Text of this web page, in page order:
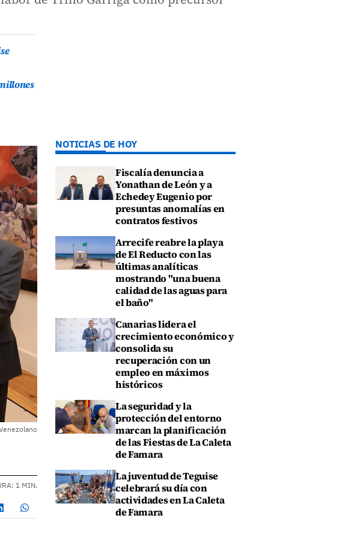
1 MIN.
NOTICIAS DE HOY
Fiscalía denuncia a
Yonathan de León y a
Echedey Eugenio por
presuntas anomalías en
contratos festivos
Arrecife reabre la playa
de El Reducto con las
últimas analíticas
mostrando "una buena
calidad de las aguas para
el baño"
Canarias lidera el
crecimiento económico y
consolida su
recuperación con un
empleo en máximos
históricos
La seguridad y la
protección del entorno
marcan la planificación
de las Fiestas de La Caleta
de Famara
La juventud de Teguise
celebrará su día con
actividades en La Caleta
de Famara